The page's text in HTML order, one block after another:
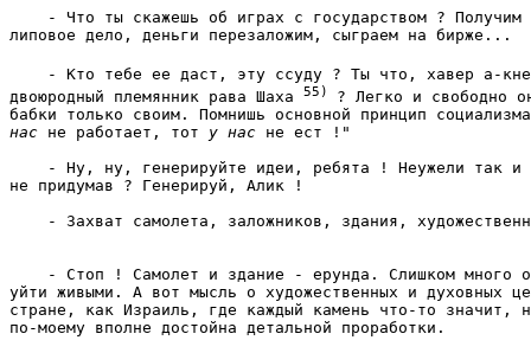
- Что ты скажешь об играх с государством ? Получим
липовое дело, деньги перезаложим, сыграем на бирже...
- Кто тебе ее даст, эту ссуду ? Ты что, хавер а-
двоюродный племянник рава Шаха 55) ? Легко и свободно
бабки только своим. Помнишь основной принцип
нас не работает, тот у нас не ест !"
- Ну, ну, генерируйте идеи, ребята ! Неужели так и
не придумав ? Генерируй, Алик !
- Стоп ! Самолет и здание - ерунда. Слишком много
уйти живыми. А вот мысль о художественных и духовных
стране, как Израиль, где каждый камень что-то значит,
по-моему вполне достойна детальной проработки.